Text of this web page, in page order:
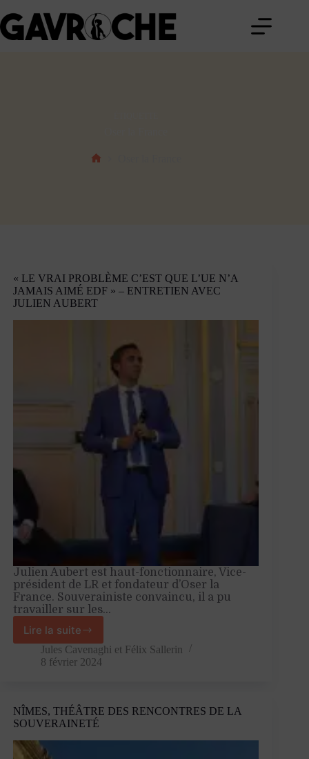
au
contenu
« LE VRAI PROBLÈME C’EST QUE L’UE N’A
JAMAIS AIMÉ EDF » – ENTRETIEN AVEC
JULIEN AUBERT
Julien Aubert est haut-fonctionnaire, Vice-
président de LR et fondateur d’Oser la
France. Souverainiste convaincu, il a pu
travailler sur les…
Lire la suite
« Le
vrai
problème
n’a
jamais
aimé
Jules Cavenaghi et Félix Sallerin
8 février 2024
NÎMES, THÉÂTRE DES RENCONTRES DE LA
SOUVERAINETÉ